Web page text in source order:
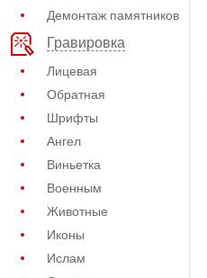
Демонтаж памятников
Гравировка
Лицевая
Обратная
Шрифты
Ангел
Виньетка
Военным
Животные
Иконы
Ислам